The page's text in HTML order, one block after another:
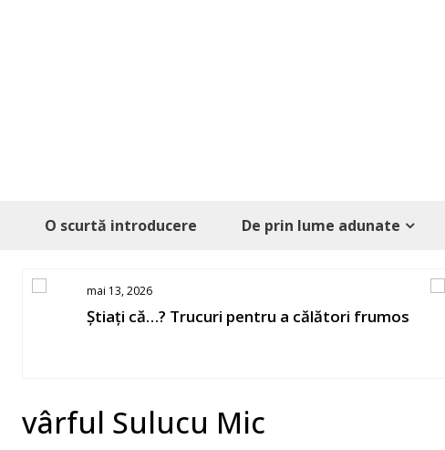
O scurtă introducere De prin lume adunate
mai 13, 2026
Știați că…? Trucuri pentru a călători frumos
vârful Sulucu Mic